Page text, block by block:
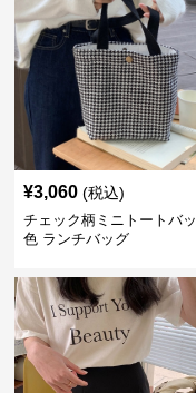
¥3,060 (税込)
チェック柄ミニトートバ
色 ランチバッグ